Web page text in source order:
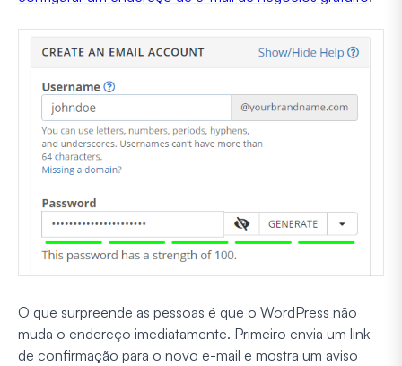
O que surpreende as pessoas é que o WordPress não
muda o endereço imediatamente. Primeiro envia um link
de confirmação para o novo e-mail e mostra um aviso